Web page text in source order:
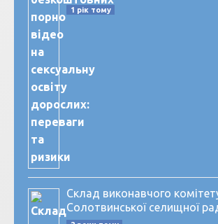
1 рік тому
Склад виконавчого
Солотвинської селищної